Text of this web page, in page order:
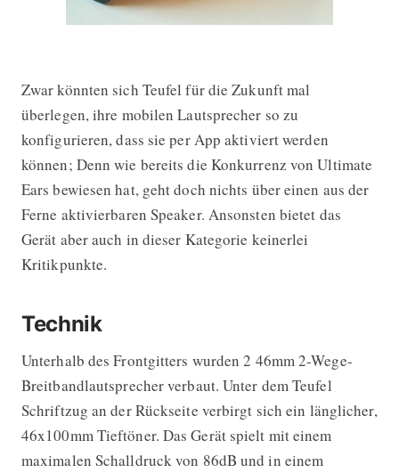
Zwar könnten sich Teufel für die Zukunft mal
überlegen, ihre mobilen Lautsprecher so zu
konfigurieren, dass sie per App aktiviert werden
können; Denn wie bereits die Konkurrenz von Ultimate
Ears bewiesen hat, geht doch nichts über einen aus der
Ferne aktivierbaren Speaker. Ansonsten bietet das
Gerät aber auch in dieser Kategorie keinerlei
Kritikpunkte.
Technik
Unterhalb des Frontgitters wurden 2 46mm 2-Wege-
Breitbandlautsprecher verbaut. Unter dem Teufel
Schriftzug an der Rückseite verbirgt sich ein länglicher,
46x100mm Tieftöner. Das Gerät spielt mit einem
maximalen Schalldruck von 86dB und in einem